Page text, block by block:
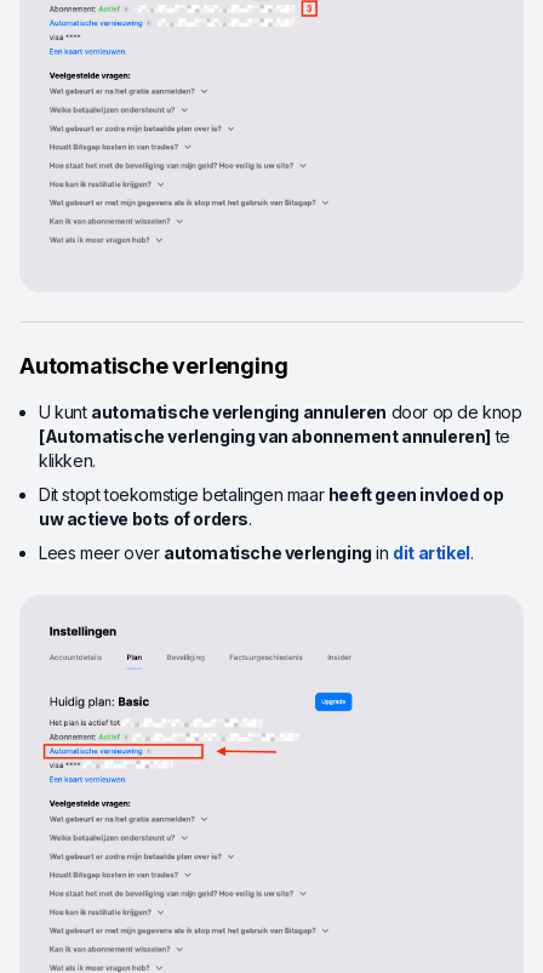
Automatische verlenging
U kunt automatische verlenging annuleren door op de knop
[Automatische verlenging van abonnement annuleren] te
klikken.
Dit stopt toekomstige betalingen maar heeft geen invloed op
uw actieve bots of orders.
Lees meer over automatische verlenging in dit artikel.